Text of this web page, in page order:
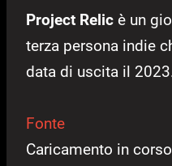
Project Relic è un
terza persona indie
data di uscita il
Fonte
Caricamento in